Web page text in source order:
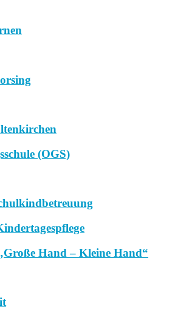
(OGS)
Hand – Kleine Hand“